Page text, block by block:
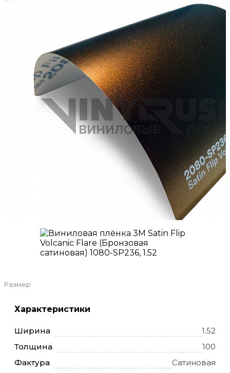
Размер
Характеристики
Ширина
1.52
Толщина
100
Фактура
Сатиновая